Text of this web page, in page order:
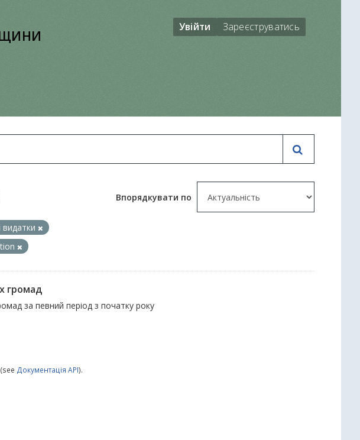
Увійти Зареєструватись
Впорядкувати по
видатки
громад
за певний період з початку року
(see Документація API).